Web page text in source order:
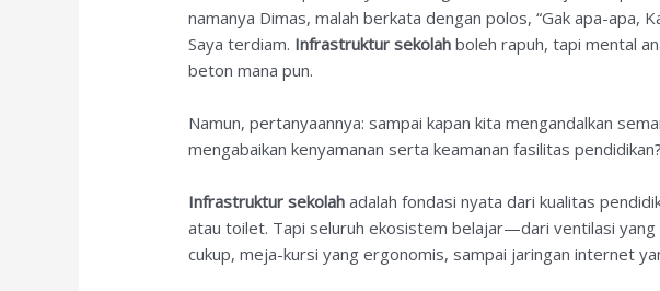
namanya Dimas, malah berkata dengan polos, “Gak apa-apa,
Saya terdiam. Infrastruktur sekolah boleh rapuh, tapi mental
beton mana pun.
Namun, pertanyaannya: sampai kapan kita mengandalkan
mengabaikan kenyamanan serta keamanan fasilitas pendidikan?
Infrastruktur sekolah adalah fondasi nyata dari kualitas
atau toilet. Tapi seluruh ekosistem belajar—dari ventilasi yang
cukup, meja-kursi yang ergonomis, sampai jaringan internet